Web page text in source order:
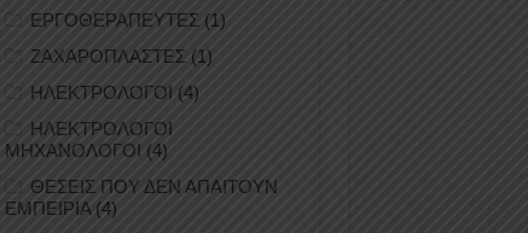
ΕΡΓΟΘΕΡΑΠΕΥΤΕΣ (1)
ΖΑΧΑΡΟΠΛΑΣΤΕΣ (1)
ΗΛΕΚΤΡΟΛΟΓΟΙ (4)
ΗΛΕΚΤΡΟΛΟΓΟΙ
ΜΗΧΑΝΟΛΟΓΟΙ (4)
ΘΕΣΕΙΣ ΠΟΥ ΔΕΝ ΑΠΑΙΤΟΥΝ
ΕΜΠΕΙΡΙΑ(4)